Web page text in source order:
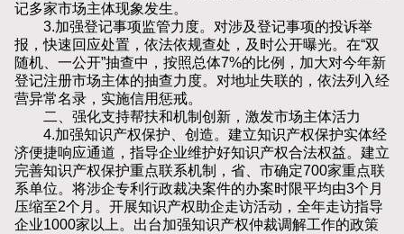
记多家市场主体现象发生。
3.加强登记事项监管力度。对涉及登记事项的投诉举
报，快速回应处置，依法依规查处，及时公开曝光。在“双
随机、一公开”抽查中，按照总体7%的比例，加大对今年新
登记注册市场主体的抽查力度。对地址失联的，依法列入经
营异常名录，实施信用惩戒。
二、强化支持帮扶和机制创新，激发市场主体活力
4.加强知识产权保护、创造。建立知识产权保护实体经
济便捷响应通道，指导企业维护好知识产权合法权益。建立
完善知识产权保护重点联系机制，省、市确定700家重点联
系单位。将涉企专利行政裁决案件的办案时限平均由3个月
压缩至2个月。开展知识产权助企走访活动，全年走访指导
企业1000家以上。出台加强知识产权仲裁调解工作的政策